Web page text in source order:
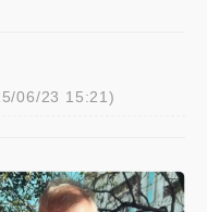
大重點
7月獲利成長6%
06/23 15:21)